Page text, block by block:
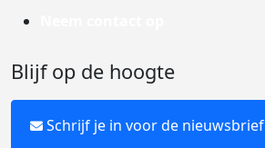
Blijf op de hoogte
Schrijf je in voor de nieuwsbrief